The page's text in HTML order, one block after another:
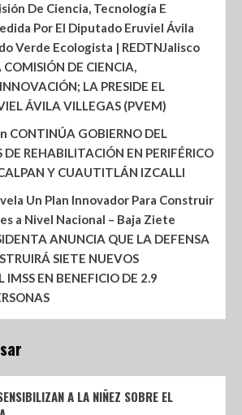
De Ciencia, Tecnología E
Por El Diputado Eruviel Ávila
Verde Ecologista | REDTNJalisco
DE CIENCIA,
LA PRESIDE EL
ÁVILA VILLEGAS (PVEM)
CONTINÚA GOBIERNO DEL
DE REHABILITACIÓN EN PERIFÉRICO
Y CUAUTITLÁN IZCALLI
Un Plan Innovador Para Construir
a Nivel Nacional – Baja Ziete
ANUNCIA QUE LA DEFENSA
SIETE NUEVOS
IMSS EN BENEFICIO DE 2.9
A LA NIÑEZ SOBRE EL